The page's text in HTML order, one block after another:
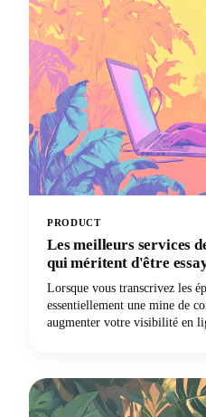
PRODUCT
Les meilleurs services
qui méritent d'être
Lorsque vous transcrivez les
essentiellement une mine de
augmenter votre visibilité en
podcast est une opération
consacrer à créer un meilleur